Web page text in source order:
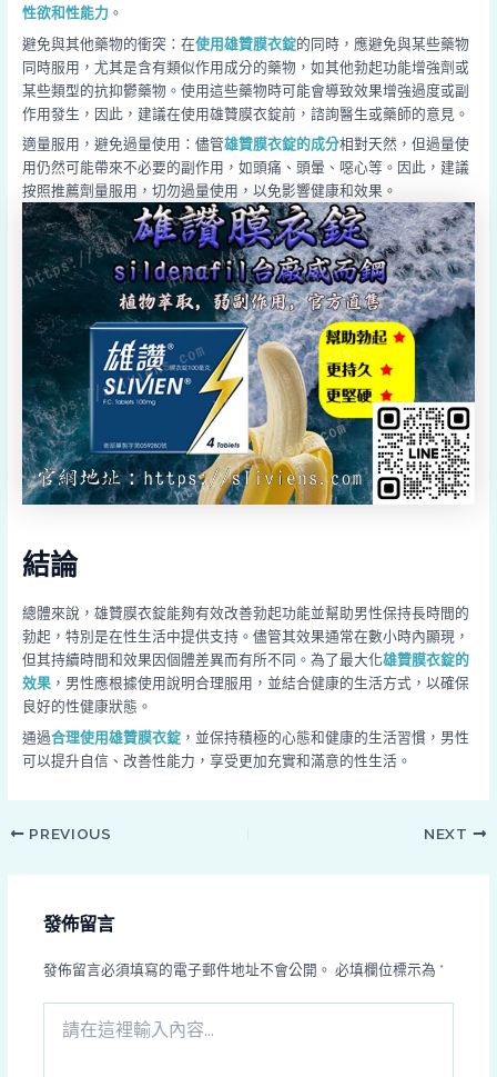
性欲和性能力 。
避免與其他藥物的衝突：在使用雄贊膜衣錠的同時，應避免與某些藥物
同時服用，尤其是含有類似作用成分的藥物，如其他勃起功能增強劑或
某些類型的抗抑鬱藥物。使用這些藥物時可能會導致效果增強過度或副
作用發生，因此，建議在使用雄贊膜衣錠前，諮詢醫生或藥師的意見。
適量服用，避免過量使用：儘管雄贊膜衣錠的成分相對天然，但過量使
用仍然可能帶來不必要的副作用，如頭痛、頭暈、噁心等。因此，建議
按照推薦劑量服用，切勿過量使用，以免影響健康和效果。
結論
總體來說，雄贊膜衣錠能夠有效改善勃起功能並幫助男性保持長時間的
勃起，特別是在性生活中提供支持。儘管其效果通常在數小時內顯現，
但其持續時間和效果因個體差異而有所不同。為了最大化雄贊膜衣錠的
效果，男性應根據使用說明合理服用，並結合健康的生活方式，以確保
良好的性健康狀態。
通過合理使用雄贊膜衣錠，並保持積極的心態和健康的生活習慣，男性
可以提升自信、改善性能力，享受更加充實和滿意的性生活。
PREVIOUS NEXT
發佈留言
發佈留言必須填寫的電子郵件地址不會公開。 必填欄位標示為 *